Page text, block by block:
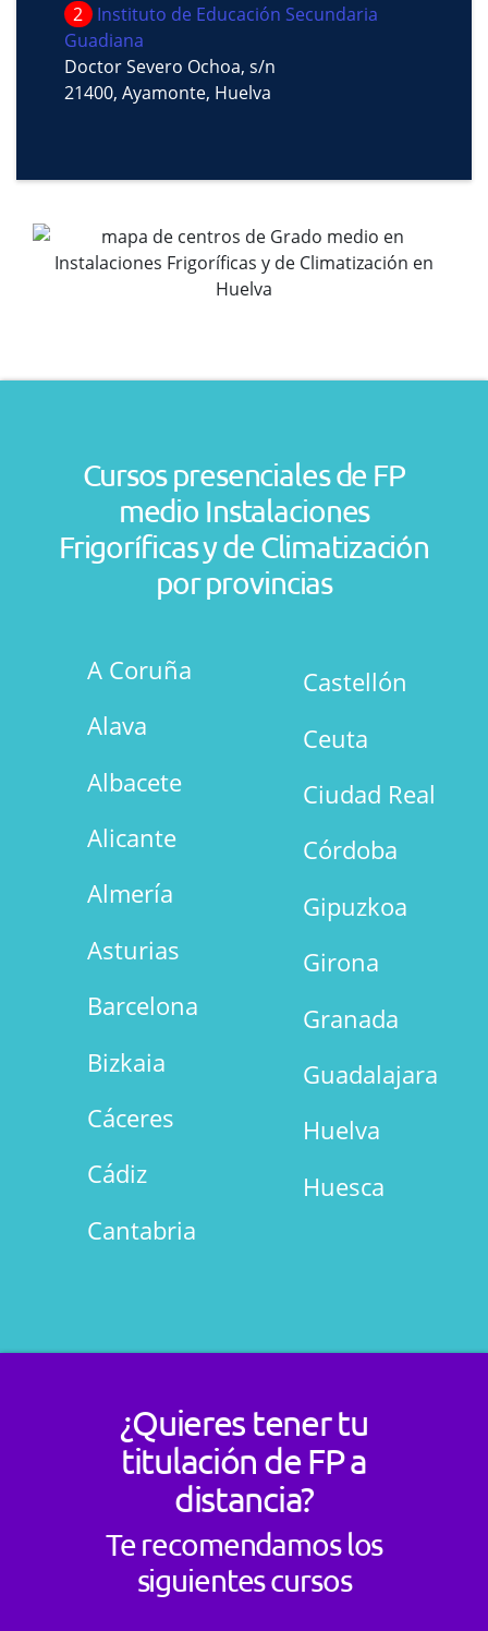
2
Instituto de Educación Secundaria
Guadiana
Doctor Severo Ochoa, s/n
21400, Ayamonte, Huelva
Cursos presenciales de FP
medio Instalaciones
Frigoríficas y de Climatización
por provincias
A Coruña
Alava
Albacete
Alicante
Almería
Asturias
Barcelona
Bizkaia
Cáceres
Cádiz
Cantabria
Castellón
Ceuta
Ciudad Real
Córdoba
Gipuzkoa
Girona
Granada
Guadalajara
Huelva
Huesca
¿Quieres tener tu
titulación de FP a
distancia?
Te recomendamos los
siguientes cursos